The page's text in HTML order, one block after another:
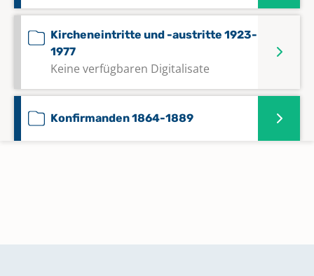
Kircheneintritte und -austritte 1923-
1977
Keine verfügbaren Digitalisate
Konfirmanden 1864-1889